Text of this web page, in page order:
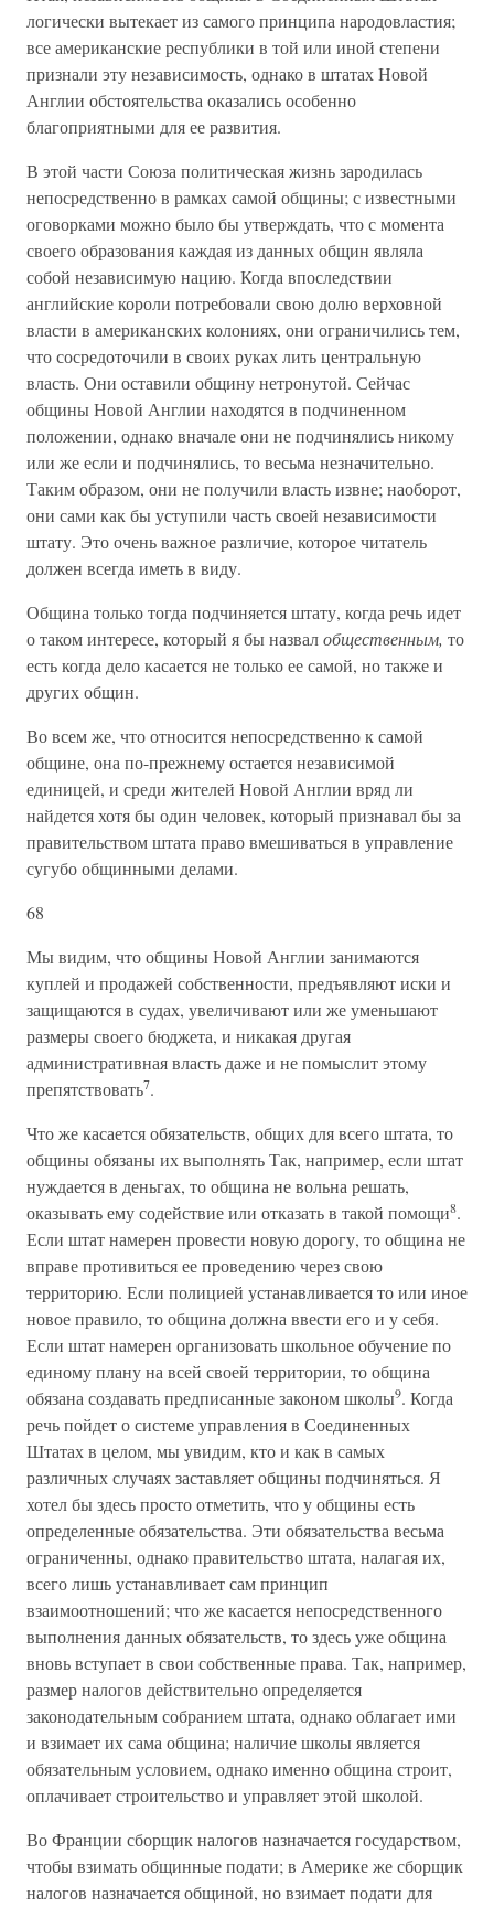
логически вытекает из самого принципа народовластия;
все американские республики в той или иной степени
признали эту независимость, однако в штатах Новой
Англии обстоятельства оказались особенно
благоприятными для ее развития.
В этой части Союза политическая жизнь зародилась
непосредственно в рамках самой общины; с известными
оговорками можно было бы утверждать, что с момента
своего образования каждая из данных общин являла
собой независимую нацию. Когда впоследствии
английские короли потребовали свою долю верховной
власти в американских колониях, они ограничились тем,
что сосредоточили в своих руках лить центральную
власть. Они оставили общину нетронутой. Сейчас
общины Новой Англии находятся в подчиненном
положении, однако вначале они не подчинялись никому
или же если и подчинялись, то весьма незначительно.
Таким образом, они не получили власть извне; наоборот,
они сами как бы уступили часть своей независимости
штату. Это очень важное различие, которое читатель
должен всегда иметь в виду.
Община только тогда подчиняется штату, когда речь идет
о таком интересе, который я бы назвалобщественным, то
есть когда дело касается не только ее самой, но также и
других общин.
Во всем же, что относится непосредственно к самой
общине, она по-прежнему остается независимой
единицей, и среди жителей Новой Англии вряд ли
найдется хотя бы один человек, который признавал бы за
правительством штата право вмешиваться в управление
сугубо общинными делами.
68
Мы видим, что общины Новой Англии занимаются
куплей и продажей собственности, предъявляют иски и
защищаются в судах, увеличивают или же уменьшают
размеры своего бюджета, и никакая другая
административная власть даже и не помыслит этому
препятствовать7.
Что же касается обязательств, общих для всего штата, то
общины обязаны их выполнять Так, например, если штат
нуждается в деньгах, то община не вольна решать,
оказывать ему содействие или отказать в такой помощи8.
Если штат намерен провести новую дорогу, то община не
вправе противиться ее проведению через свою
территорию. Если полицией устанавливается то или иное
новое правило, то община должна ввести его и у себя.
Если штат намерен организовать школьное обучение по
единому плану на всей своей территории, то община
обязана создавать предписанные законом школы9. Когда
речь пойдет о системе управления в Соединенных
Штатах в целом, мы увидим, кто и как в самых
различных случаях заставляет общины подчиняться. Я
хотел бы здесь просто отметить, что у общины есть
определенные обязательства. Эти обязательства весьма
ограниченны, однако правительство штата, налагая их,
всего лишь устанавливает сам принцип
взаимоотношений; что же касается непосредственного
выполнения данных обязательств, то здесь уже община
вновь вступает в свои собственные права. Так, например,
размер налогов действительно определяется
законодательным собранием штата, однако облагает ими
и взимает их сама община; наличие школы является
обязательным условием, однако именно община строит,
оплачивает строительство и управляет этой школой.
Во Франции сборщик налогов назначается государством,
чтобы взимать общинные подати; в Америке же сборщик
налогов назначается общиной, но взимает подати для